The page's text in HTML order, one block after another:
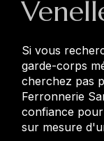
Si vous
garde-corps
cherchez pas
Ferronnerie
confiance
sur mesure